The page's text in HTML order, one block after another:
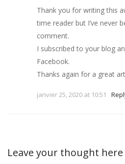
Thank you for writing this
time reader but I’ve never
comment.
I subscribed to your blog
Facebook.
Thanks again for a great
janvier 25, 2020 at 10:51
Leave your thought here